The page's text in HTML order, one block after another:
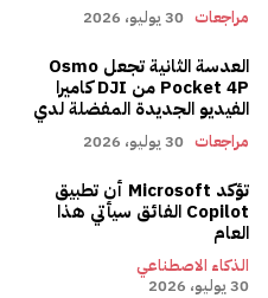
مراجعات 30 يوليو، 2026
العدسة الثانية تجعل Osmo
Pocket 4P من DJI كاميرا
الفيديو الجديدة المفضلة لدي
مراجعات 30 يوليو، 2026
تؤكد Microsoft أن تطبيق
Copilot الفائق سيأتي هذا
العام
الذكاء الاصطناعي
30 يوليو، 2026